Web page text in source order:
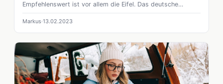
Empfehlenswert ist vor allem die Eifel. Das deutsche
Mittelgebirge beherbergt nicht nur schöne Natur, sondern
auch viele schöne Städte. Auf dieser Übersichtsseite zeigen
wir euch die schönsten Campingplätze, Ausflugsziele und
vieles mehr, was es in der Eifel zu sehen gibt.
Markus 13.02.2023